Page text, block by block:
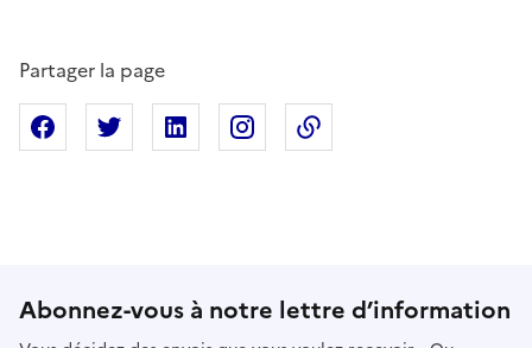
Partager la page
Partager sur Facebook
Partager sur XPartager sur Linkedin
Partager sur Instagram
Abonnez-vous à notre lettre d’information